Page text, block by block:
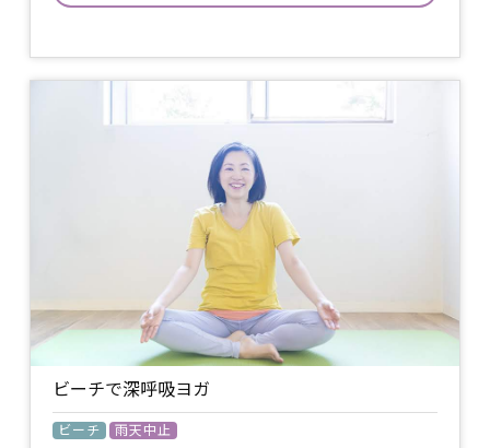
※SUPヨガのみ。SUP経験者向け。 ※施
設使用料2,500円 ※１部と２部では内容
が異なります。 淡路島を望む絶景ビーチ
で、海の上に大きなサーフボードを浮か
べた上でヨガ！ 今、世界的に大人気の
SUPヨガにチャレンジしてみませんか？
浅いところで、透明度の高い海で行いま
すので初めての方も安心です！ 太陽の日
差しや風、波の音など、自然を心地よく
体感しながら、 楽しくバランス感覚を養
いましょう！
持ち物
水着（もしくは濡れてもいい下着）Tシ
ャツや短パン、ラッシュガードなど、 濡
れてもいい服装でお越しください。ご希
望があればウェットスーツのレンタルも
あります。 / タオル / 着替え / 日焼け止
め、サングラスや帽子などの紫外線対策
ビーチで深呼吸ヨガ
ビーチ 雨天中止